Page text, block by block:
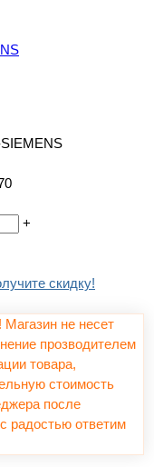
+
скидку!
не несет
прозводителем
товара,
стоимость
после
радостью ответим